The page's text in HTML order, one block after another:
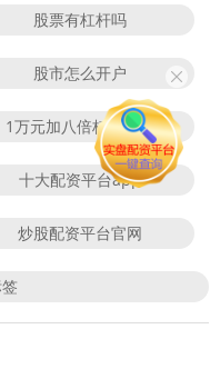
股票有杠杆吗
股市怎么开户
1万元加八倍杠杆炒股
十大配资平台app
炒股配资平台官网